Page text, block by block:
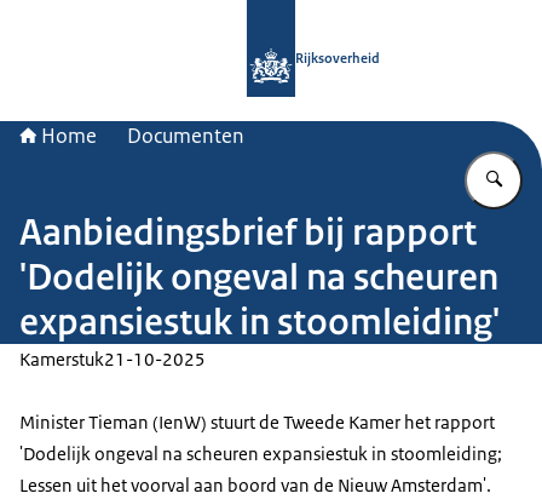
Rijksoverheid
Home Documenten
Aanbiedingsbrief bij rapport
'Dodelijk ongeval na scheuren
expansiestuk in stoomleiding'
Kamerstuk21-10-2025
Minister Tieman (IenW) stuurt de Tweede Kamer het rapport
'Dodelijk ongeval na scheuren expansiestuk in stoomleiding;
Lessen uit het voorval aan boord van de Nieuw Amsterdam'.